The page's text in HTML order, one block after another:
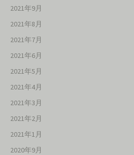
2021年9月
2021年8月
2021年7月
2021年6月
2021年5月
2021年4月
2021年3月
2021年2月
2021年1月
2020年9月